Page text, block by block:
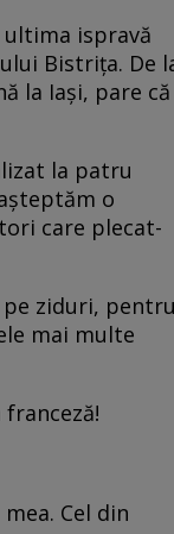
ispravă
Bistrița. De
la Iași, pare că
la patru
o
care plecat-
ziduri,
mai multe
Cel din